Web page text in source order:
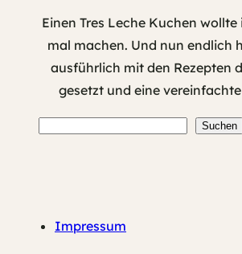
Einen Tres Leche Kuchen
mal machen. Und nun endlich
ausführlich mit den Rezepten
gesetzt und eine
Suchen
Impressum